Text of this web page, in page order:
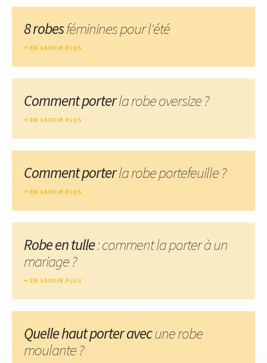
8 robesféminines pour l'été
EN SAVOIR PLUS
Comment porterla robe oversize ?
EN SAVOIR PLUS
Comment porterla robe portefeuille ?
EN SAVOIR PLUS
Robe en tulle: comment la porter à un
mariage ?
EN SAVOIR PLUS
Quelle haut porter avecune robe
moulante ?